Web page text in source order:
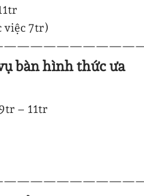
việc 7tr)
——————————
bàn hình thức ưa
– 11tr
——————————